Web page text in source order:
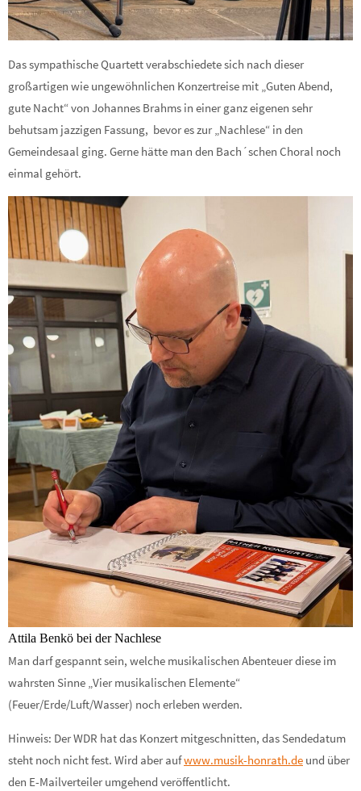
Das sympathische Quartett verabschiedete sich nach dieser
großartigen wie ungewöhnlichen Konzertreise mit „Guten Abend,
gute Nacht“ von Johannes Brahms in einer ganz eigenen sehr
behutsam jazzigen Fassung, bevor es zur „Nachlese“ in den
Gemeindesaal ging. Gerne hätte man den Bach´schen Choral noch
einmal gehört.
Attila Benkö bei der Nachlese
Man darf gespannt sein, welche musikalischen Abenteuer diese im
wahrsten Sinne „Vier musikalischen Elemente“
(Feuer/Erde/Luft/Wasser) noch erleben werden.
Hinweis: Der WDR hat das Konzert mitgeschnitten, das Sendedatum
steht noch nicht fest. Wird aber aufwww.musik-honrath.de und über
den E-Mailverteiler umgehend veröffentlicht.